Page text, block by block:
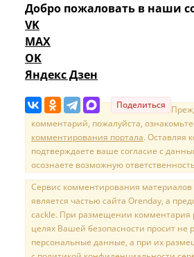
Добро пожаловать в наши
VK
MAX
OK
Яндекс Дзен
Поделиться
комментарий, пожалуйста,
комментирования портала. Оставляя
подтверждаете ваше согласие с
осознаете возможную
Сервис комментирования материалов
является частью сайта Orenday, а
cackle. При размещении комментария
целях Вашей безопасности просит не
персональные данные, а при их